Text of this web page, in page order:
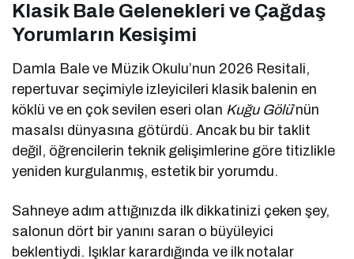
Klasik Bale Gelenekleri ve Çağdaş
Yorumların Kesişimi
Damla Bale ve Müzik Okulu’nun 2026 Resitali,
repertuvar seçimiyle izleyicileri klasik balenin en
köklü ve en çok sevilen eseri olan Kuğu Gölü’nün
masalsı dünyasına götürdü. Ancak bu bir taklit
değil, öğrencilerin teknik gelişimlerine göre titizlikle
yeniden kurgulanmış, estetik bir yorumdu.
Sahneye adım attığınızda ilk dikkatinizi çeken şey,
salonun dört bir yanını saran o büyüleyici
beklentiydi. Işıklar karardığında ve ilk notalar